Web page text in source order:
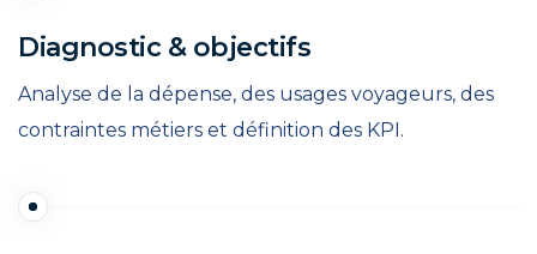
Diagnostic & objectifs
Analyse de la dépense, des usages voyageurs, des
contraintes métiers et définition des KPI.